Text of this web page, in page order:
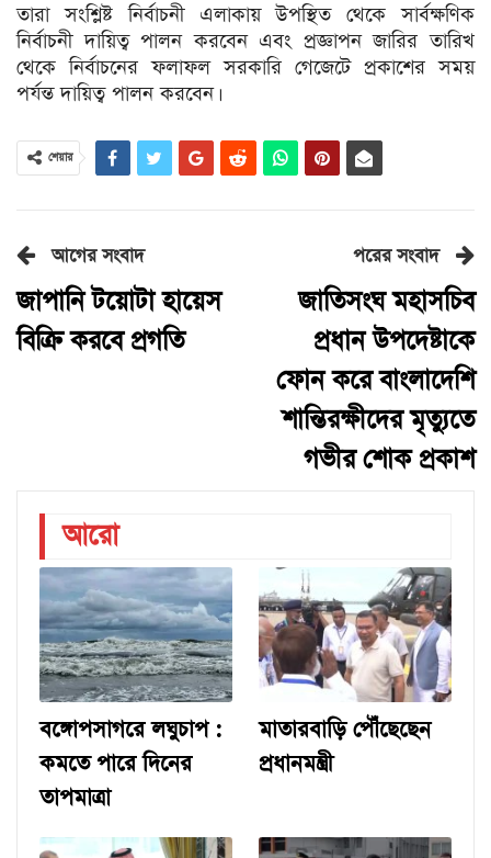
তারা সংশ্লিষ্ট নির্বাচনী এলাকায় উপস্থিত থেকে সার্বক্ষণিক
নির্বাচনী দায়িত্ব পালন করবেন এবং প্রজ্ঞাপন জারির তারিখ
থেকে নির্বাচনের ফলাফল সরকারি গেজেটে প্রকাশের সময়
পর্যন্ত দায়িত্ব পালন করবেন।
শেয়ার
আগের সংবাদ
জাপানি টয়োটা হায়েস
বিক্রি করবে প্রগতি
পরের সংবাদ
জাতিসংঘ মহাসচিব
প্রধান উপদেষ্টাকে
ফোন করে বাংলাদেশি
শান্তিরক্ষীদের মৃত্যুতে
গভীর শোক প্রকাশ
আরো
বঙ্গোপসাগরে লঘুচাপ :
কমতে পারে দিনের
তাপমাত্রা
মাতারবাড়ি পৌঁছেছেন
প্রধানমন্ত্রী